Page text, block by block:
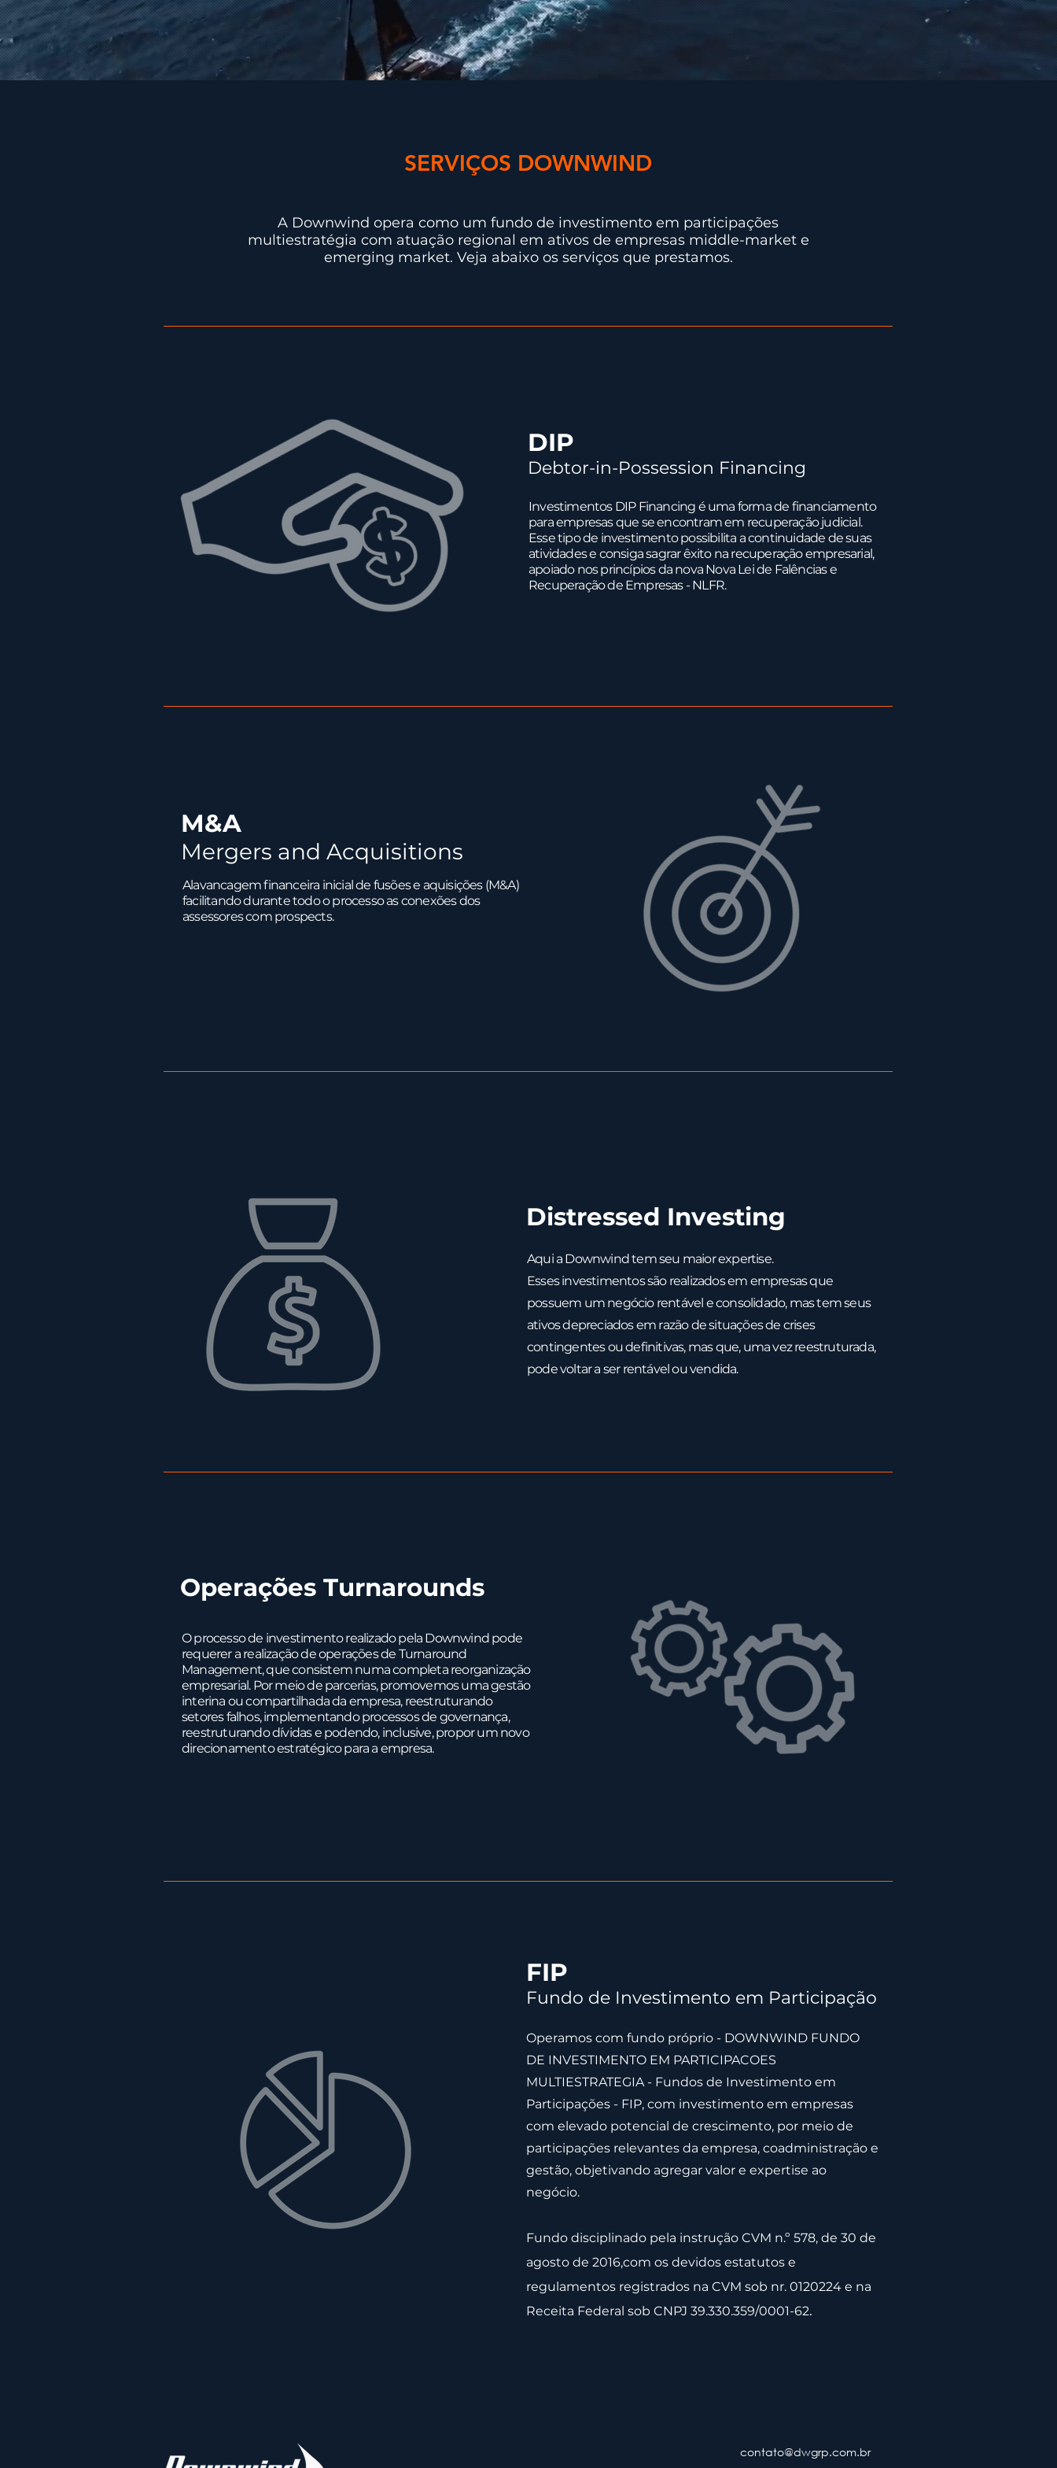
SERVIÇOS DOWNWIND
A Downwind opera como um fundo de investimento em participações
multiestratégia com atuação regional em ativos de empresas middle-market e
emerging market. Veja abaixo os serviços que prestamos.
DIP
Debtor-in-Possession Financing
Investimentos DIP Financing é uma forma de financiamento
para empresas que se encontram em recuperação judicial.
Esse tipo de investimento possibilita a continuidade de suas
atividades e consiga sagrar êxito na recuperação empresarial,
apoiado nos princípios da nova Nova Lei de Falências e
Recuperação de Empresas - NLFR.
Alavancagem financeira inicial de fusões e aquisições (M&A)
facilitando durante todo o processo as conexões dos
assessores com prospects.
Operações Turnarounds
O processo de investimento realizado pela Downwind pode
requerer a realização de operações de Turnaround
Management, que consistem numa completa reorganização
empresarial. Por meio de parcerias, promovemos uma gestão
interina ou compartilhada da empresa, reestruturando
setores falhos, implementando processos de governança,
reestruturando dívidas e podendo, inclusive, propor um novo
direcionamento estratégico para a empresa.
M&A
Mergers and Acquisitions
Distressed Investing
Aqui a Downwind tem seu maior expertise.
Esses investimentos são realizados em empresas que
possuem um negócio rentável e consolidado, mas tem seus
ativos depreciados em razão de situações de crises
contingentes ou definitivas, mas que, uma vez reestruturada,
pode voltar a ser rentável ou vendida.
FIP
Fundo de Investimento em Participação
Operamos com fundo próprio - DOWNWIND FUNDO
DE INVESTIMENTO EM PARTICIPACOES
MULTIESTRATEGIA - Fundos de Investimento em
Participações - FIP, com investimento em empresas
com elevado potencial de crescimento, por meio de
participações relevantes da empresa, coadministração e
gestão, objetivando agregar valor e expertise ao
negócio.
Fundo disciplinado pela instrução CVM n.º 578, de 30 de
agosto de 2016,com os devidos estatutos e
regulamentos registrados na CVM sob nr. 0120224 e na
Receita Federal sob CNPJ 39.330.359/0001-62.
contato@dwgrp.com.br